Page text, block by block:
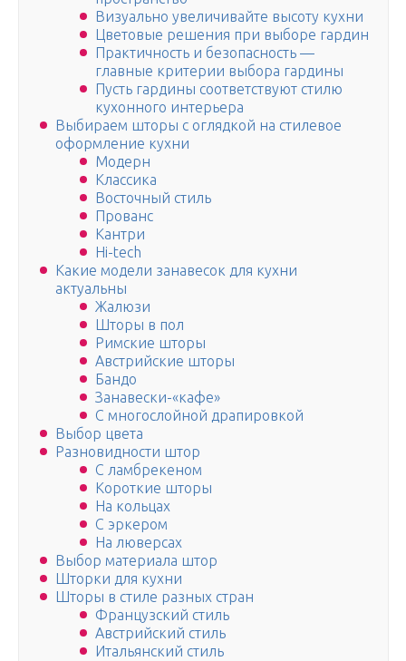
Визуально увеличивайте высоту кухни
Цветовые решения при выборе гардин
Практичность и безопасность —
главные критерии выбора гардины
Пусть гардины соответствуют стилю
кухонного интерьера
Выбираем шторы с оглядкой на стилевое
оформление кухни
Модерн
Классика
Восточный стиль
Прованс
Кантри
Hi-tech
Какие модели занавесок для кухни
актуальны
Жалюзи
Шторы в пол
Римские шторы
Австрийские шторы
Бандо
Занавески-«кафе»
С многослойной драпировкой
Выбор цвета
Разновидности штор
С ламбрекеном
Короткие шторы
На кольцах
С эркером
На люверсах
Выбор материала штор
Шторки для кухни
Шторы в стиле разных стран
Французский стиль
Австрийский стиль
Итальянский стиль